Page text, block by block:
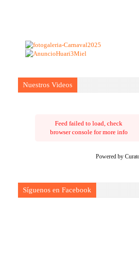
Nuestros Videos
Feed failed to load, check
browser console for more info
Powered by
Síguenos en Facebook